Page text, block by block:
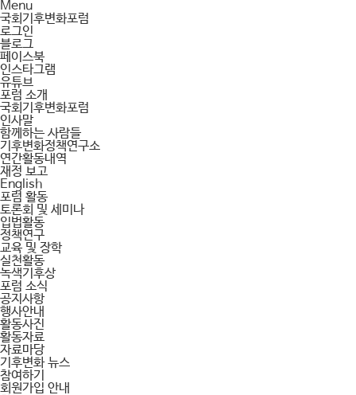
Menu
국회기후변화포럼
로그인
블로그
페이스북
인스타그램
유튜브
포럼 소개
국회기후변화포럼
인사말
함께하는 사람들
기후변화정책연구소
연간활동내역
재정 보고
English
포럼 활동
토론회 및 세미나
입법활동
정책연구
교육 및 장학
실천활동
녹색기후상
포럼 소식
공지사항
행사안내
활동사진
활동자료
자료마당
기후변화 뉴스
참여하기
회원가입 안내